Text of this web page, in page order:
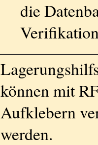
die
können mit
Aufklebern
werden.